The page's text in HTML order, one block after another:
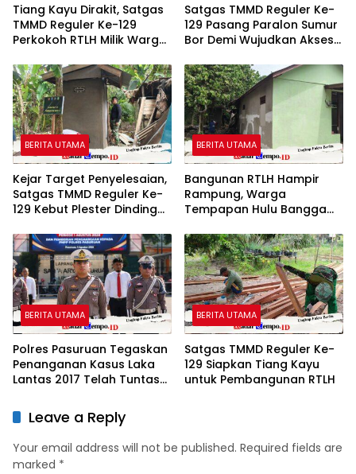
Tiang Kayu Dirakit, Satgas
TMMD Reguler Ke-129
Perkokoh RTLH Milik Warga
Satgas TMMD Reguler Ke-
129 Pasang Paralon Sumur
Bor Demi Wujudkan Akses
BERITA UTAMA
Kejar Target Penyelesaian,
Satgas TMMD Reguler Ke-
129 Kebut Plester Dinding
BERITA UTAMA
Bangunan RTLH Hampir
Rampung, Warga
Tempapan Hulu Bangga
Reguler Ke-129
BERITA UTAMA
Polres Pasuruan Tegaskan
Penanganan Kasus Laka
Lantas 2017 Telah Tuntas
Tetap
BERITA UTAMA
Satgas TMMD Reguler Ke-
129 Siapkan Tiang Kayu
untuk Pembangunan RTLH
Leave a Reply
Your email address will not be published. Required fields are
marked *